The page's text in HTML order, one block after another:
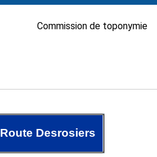
Commission de toponymie
Route Desrosiers